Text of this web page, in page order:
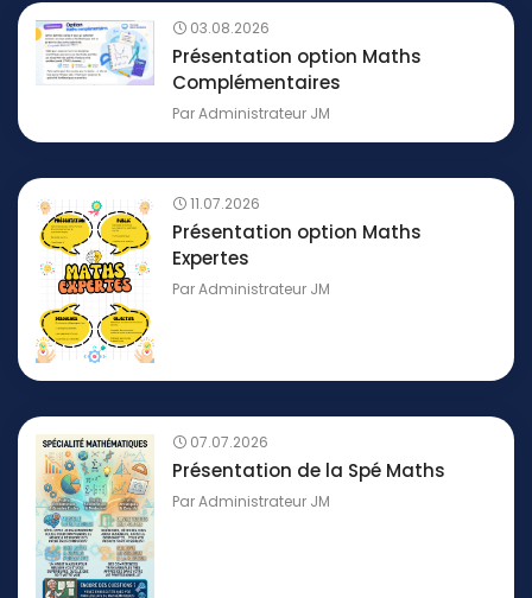
03.08.2026
Présentation option Maths
Complémentaires
ParAdministrateur JM
11.07.2026
Présentation option Maths
Expertes
ParAdministrateur JM
07.07.2026
Présentation de la Spé Maths
ParAdministrateur JM